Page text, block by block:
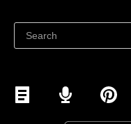
Πουλήστε στο Facebook
Πουλήστε στο Instagram